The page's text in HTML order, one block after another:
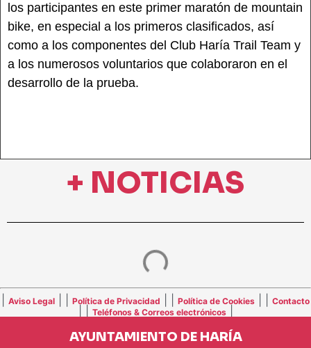
los participantes en este primer maratón de mountain
bike, en especial a los primeros clasificados, así
como a los componentes del Club Haría Trail Team y
a los numerosos voluntarios que colaboraron en el
desarrollo de la prueba.
+ NOTICIAS
Aviso Legal Política de Privacidad Política de Cookies Contacto
Teléfonos & Correos electrónicos|
AYUNTAMIENTO DE HARÍA